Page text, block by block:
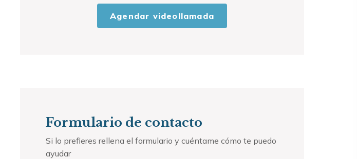
Agendar videollamada
Formulario de contacto
Si lo prefieres rellena el formulario y cuéntame cómo te puedo
ayudar